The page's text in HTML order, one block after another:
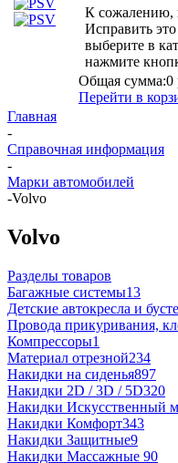
К сожалению,
Исправить
выберите в
нажмите
Общая сумма:0
Перейти в
Главная
-
Справочная информация
-
Марки автомобилей
-Volvo
Volvo
Разделы товаров
Багажные системы13
Детские автокресла и
Провода прикуривания,
Компрессоры1
Материал отрезной234
Накидки на сиденья897
Накидки 2D / 3D / 5D320
Накидки Искусственный
Накидки Комфорт343
Накидки Защитные9
Накидки Массажные 90